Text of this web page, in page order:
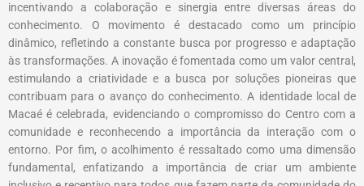
incentivando a colaboração e sinergia entre diversas áreas do
conhecimento. O movimento é destacado como um princípio
dinâmico, refletindo a constante busca por progresso e adaptação
às transformações. A inovação é fomentada como um valor central,
estimulando a criatividade e a busca por soluções pioneiras que
contribuam para o avanço do conhecimento. A identidade local de
Macaé é celebrada, evidenciando o compromisso do Centro com a
comunidade e reconhecendo a importância da interação com o
entorno. Por fim, o acolhimento é ressaltado como uma dimensão
fundamental, enfatizando a importância de criar um ambiente